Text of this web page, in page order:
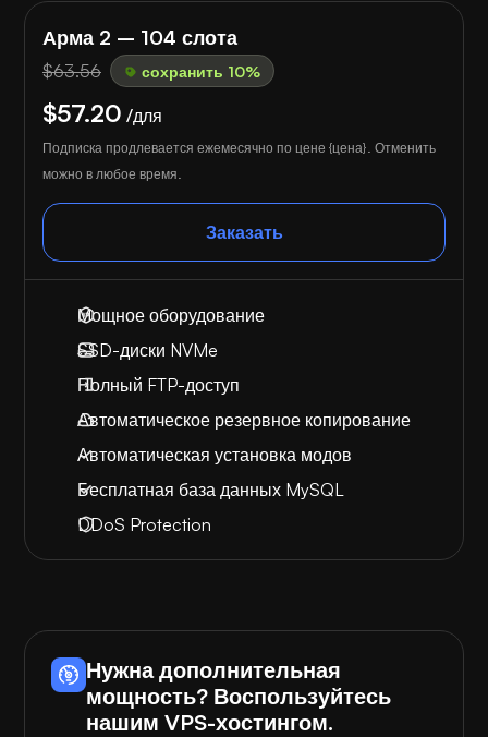
Арма 2 – 104 слота
$63.56 сохранить 10%
$57.20 /для
Подписка продлевается ежемесячно по цене {цена}. Отменить
можно в любое время.
Заказать
Мощное оборудование
SSD-диски NVMe
Полный FTP-доступ
Автоматическое резервное копирование
Автоматическая установка модов
Бесплатная база данных MySQL
DDoS Protection
Нужна дополнительная
мощность? Воспользуйтесь
нашим VPS-хостингом.